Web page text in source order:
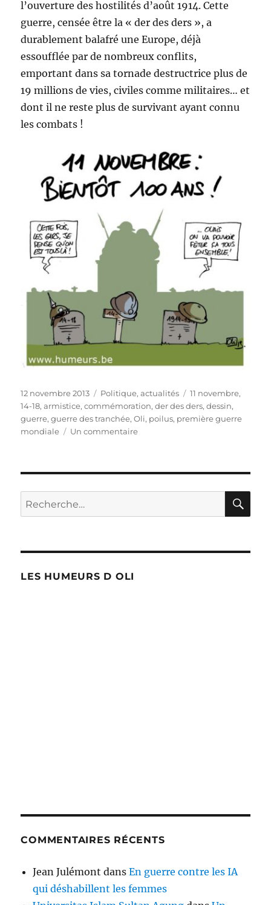
l’ouverture des hostilités d’août 1914. Cette
guerre, censée être la « der des ders », a
durablement balafré une Europe, déjà
essoufflée par de nombreux conflits,
emportant dans sa tornade destructrice plus de
19 millions de vies, civiles comme militaires… et
dont il ne reste plus de survivant ayant connu
les combats !
Publié
le
12 novembre 2013 Catégories
Politique, actualités Étiquettes
11 novembre,
14-18,armistice,commémoration,der des ders,dessin,
guerre,guerre des tranchée,Oli, poilus, première guerre
mondiale
Un commentairesur
le
du
Recherche
pour :
LES HUMEURS D OLI
COMMENTAIRES RÉCENTS
Jean Julémont dansEn guerre contre les IA
qui déshabillent les femmes